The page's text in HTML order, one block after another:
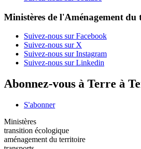
Ministères de l'Aménagement
Suivez-nous sur Facebook
Suivez-nous sur X
Suivez-nous sur Instagram
Suivez-nous sur Linkedin
Abonnez-vous à Terre à
S'abonner
Ministères
transition écologique
aménagement du territoire